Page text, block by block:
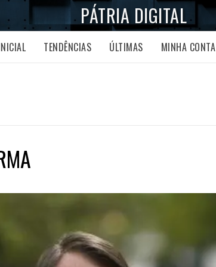
PÁTRIA DIGITAL
TENDÊNCIAS ÚLTIMAS MINHA CONTA